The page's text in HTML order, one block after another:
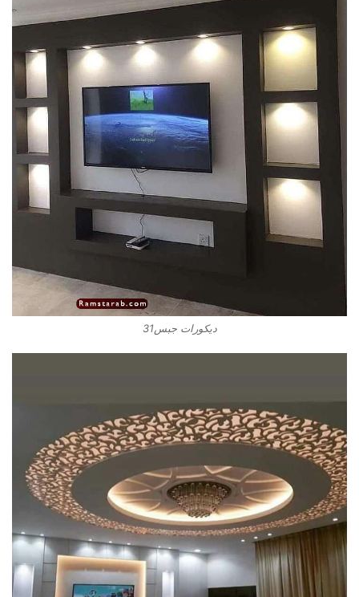
ديكورات جبس31